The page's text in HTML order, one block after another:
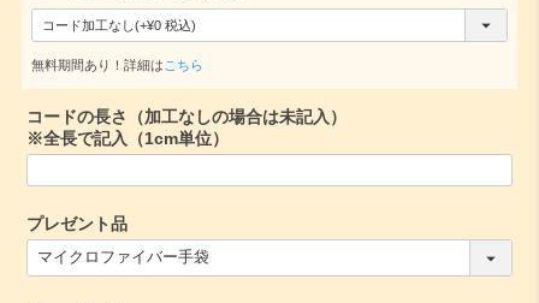
須
)
無料期間あり！詳細は こちら
コードの長さ（加工なしの場合は未記入）
※全長で記入（1cm単位）
プレゼント品
必